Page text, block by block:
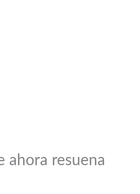
ahora resuena